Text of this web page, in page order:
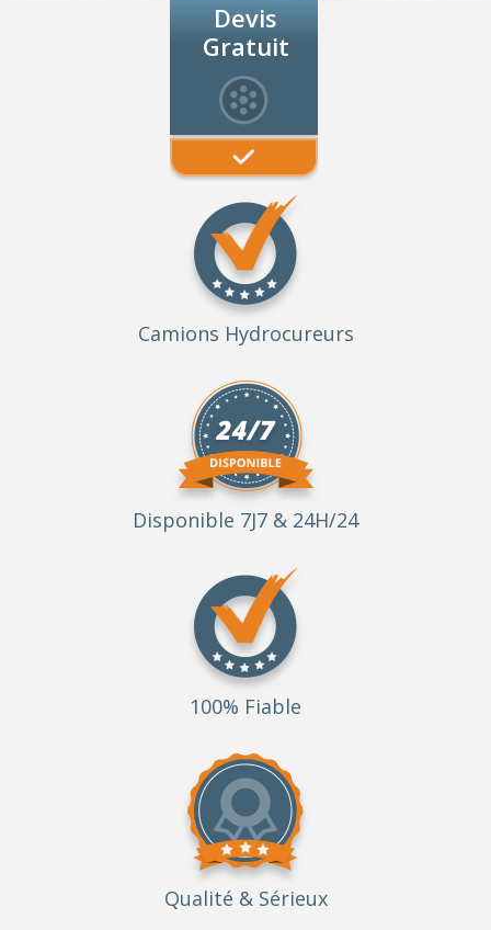
Devis
Gratuit
Camions Hydrocureurs
Disponible 7J7 & 24H/24
100% Fiable
Qualité & Sérieux